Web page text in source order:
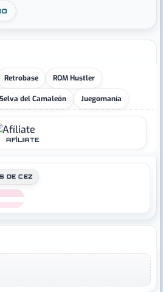
Retrobase ROM Hustler
Selva del Camaleón Juegomanía
AFÍLIATE
DE CEZ